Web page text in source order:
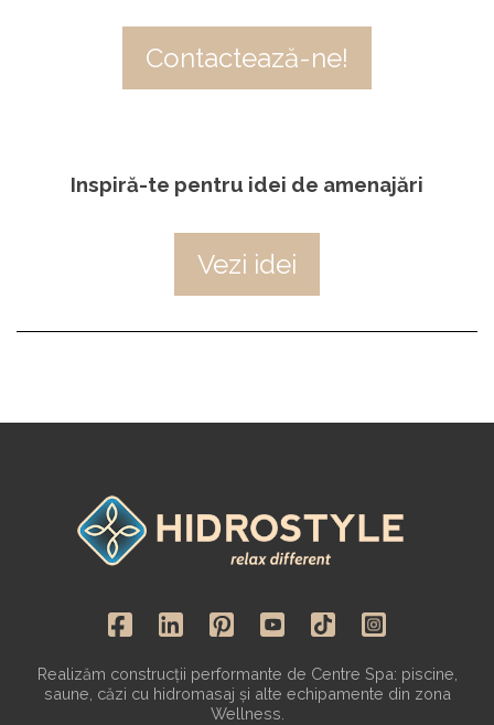
Contactează-ne!
Inspiră-te pentru idei de amenajări
Vezi idei
Realizăm construcții performante de Centre Spa: piscine,
saune, căzi cu hidromasaj și alte echipamente din zona
Wellness.